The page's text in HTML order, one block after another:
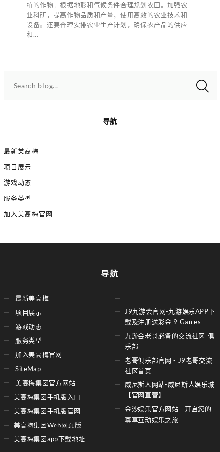
植的作物，根据地形和气候条件合理规划农田。加强农
业科研，提高作物品质和产量，使用高效的农业技术和
设备。还要合理安排农业生产计划，确保农产品的供应
和...
Search blog...
导航
最新美高梅
项目展示
游戏动态
服务类型
加入美高梅官网
导航
最新美高梅
项目展示
游戏动态
服务类型
加入美高梅官网
SiteMap
美高梅集团官方网站
美高梅集团手机版入口
美高梅集团手机版官网
美高梅集团Web网页版
美高梅集团app下载地址
J9九游会官网-九游娱乐APP下
载及注册送彩金 9 Games
九游会老哥必备的交流社区_俱
乐部
老哥俱乐部官网 - J9老哥交流
社区首页
威尼斯人网站-威尼斯人娱乐城
【官网直营】
金沙娱乐官方网站 - 开启您的
尊享互动娱乐之旅